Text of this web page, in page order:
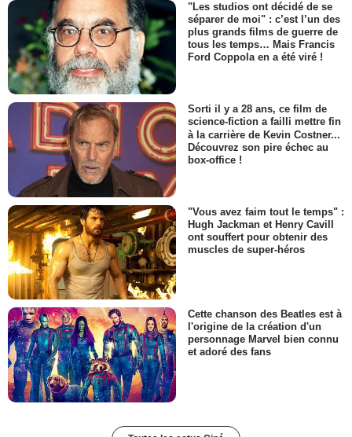
"Les studios ont décidé de se
séparer de moi" : c’est l’un des
plus grands films de guerre de
tous les temps… Mais Francis
Ford Coppola en a été viré !
Sorti il y a 28 ans, ce film de
science-fiction a failli mettre fin
à la carrière de Kevin Costner...
Découvrez son pire échec au
box-office !
"Vous avez faim tout le temps" :
Hugh Jackman et Henry Cavill
ont souffert pour obtenir des
muscles de super-héros
Cette chanson des Beatles est à
l'origine de la création d'un
personnage Marvel bien connu
et adoré des fans